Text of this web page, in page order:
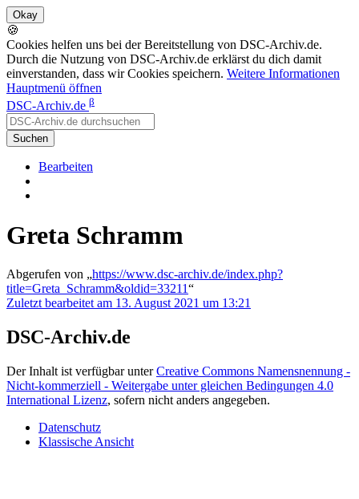
🍪
Cookies helfen uns bei der Bereitstellung von DSC-Archiv.de.
Durch die Nutzung von DSC-Archiv.de erklärst du dich damit
einverstanden, dass wir Cookies speichern. Weitere Informationen
Hauptmenü öffnen
DSC-Archiv.de β
Suchen
Bearbeiten
Greta Schramm
Abgerufen von „https://www.dsc-archiv.de/index.php?
title=Greta_Schramm&oldid=33211“
Zuletzt bearbeitet am 13. August 2021 um 13:21
DSC-Archiv.de
Der Inhalt ist verfügbar unterCreative Commons Namensnennung -
Nicht-kommerziell - Weitergabe unter gleichen Bedingungen 4.0
International Lizenz, sofern nicht anders angegeben.
Datenschutz
Klassische Ansicht